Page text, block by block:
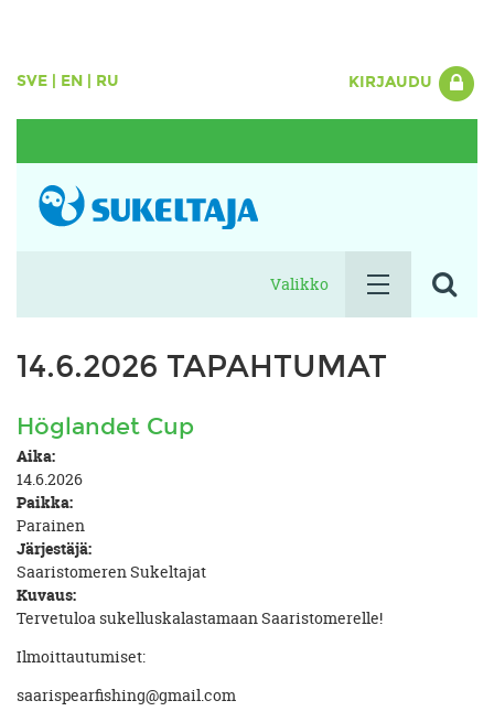
SVE EN RU KIRJAUDU
Valikko
14.6.2026 TAPAHTUMAT
Höglandet Cup
Aika:
14.6.2026
Paikka:
Parainen
Järjestäjä:
Saaristomeren Sukeltajat
Kuvaus:
Tervetuloa sukelluskalastamaan Saaristomerelle!
Ilmoittautumiset:
saarispearfishing@gmail.com